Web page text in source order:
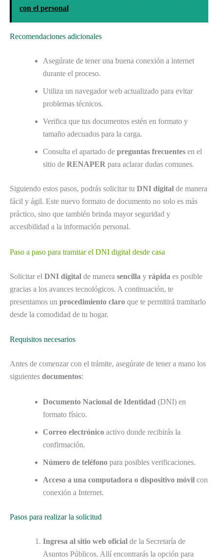
con el personal
Recomendaciones adicionales
Asegúrate de tener una buena conexión a internet
durante el proceso.
Utiliza un navegador web actualizado para evitar
problemas técnicos.
Verifica que tus documentos estén en formato y
tamaño adecuados para la carga.
Consulta el apartado de preguntas frecuentes en el
sitio de RENAPER para aclarar dudas comunes.
Siguiendo estos pasos, podrás solicitar tu DNI digital de manera
fácil y ágil. Este nuevo formato de documento no solo es más
práctico, sino que también brinda mayor seguridad y
accesibilidad a la información personal.
Paso a paso para tramitar el DNI digital desde casa
Solicitar el DNI digital de manera sencilla y rápida es posible
gracias a los avances tecnológicos. A continuación, te
presentamos un procedimiento claro que te permitirá tramitarlo
desde la comodidad de tu hogar.
Requisitos necesarios
Antes de comenzar con el trámite, asegúrate de tener a mano los
siguientes documentos:
Documento Nacional de Identidad (DNI) en
formato físico.
Correo electrónico activo donde recibirás la
confirmación.
Número de teléfono para posibles verificaciones.
Acceso a una computadora o dispositivo móvil con
conexión a Internet.
Pasos para realizar la solicitud
Ingresa al sitio web oficial de la Secretaría de
Asuntos Públicos. Allí encontrarás la opción para